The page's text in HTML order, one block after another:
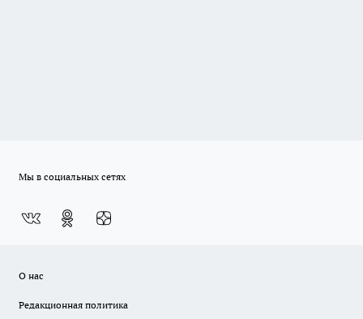
Мы в социальных сетях
О нас
Редакционная политика